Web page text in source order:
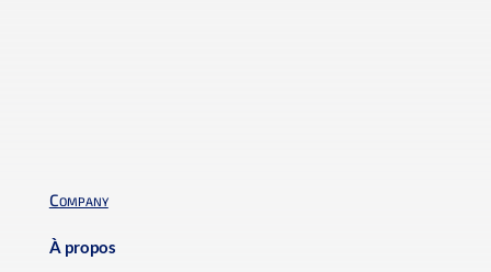
Company
À propos